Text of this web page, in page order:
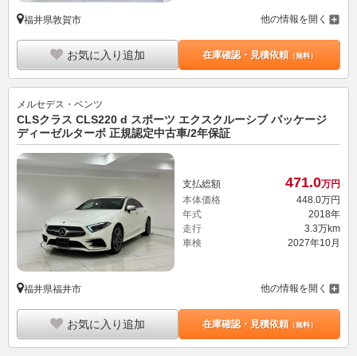
福井県敦賀市 他の情報を開く
お気に入り追加 在庫確認・見積依頼（無料）
メルセデス・ベンツ
CLSクラス CLS220 d スポーツ エクスクルーシブ パッケージ
ディーゼルターボ 正規認定中古車/2年保証
支払総額 471.0万円
本体価格
448.0万円
年式
2018年
走行
3.3万km
車検
2027年10月
福井県福井市 他の情報を開く
お気に入り追加 在庫確認・見積依頼（無料）